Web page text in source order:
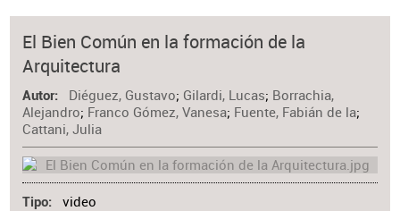
El Bien Común en la formación de la
Arquitectura
Autor Diéguez, Gustavo; Gilardi, Lucas; Borrachia,
Alejandro; Franco Gómez, Vanesa; Fuente, Fabián de la;
Cattani, Julia
Tipo video